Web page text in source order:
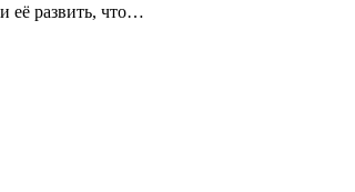
её развить, что…